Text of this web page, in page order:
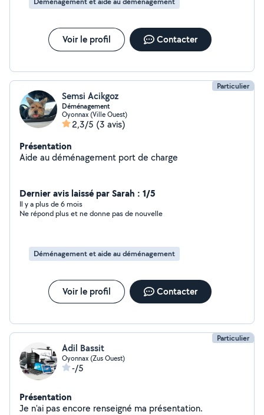
n’hésiterai pas à refaire appel à vous pour d’autres travaux
Voir le profil Contacter
Particulier
Semsi Acikgoz
Déménagement
Oyonnax (Ville Ouest)
2,3/5 (3 avis)
Présentation
Aide au déménagement port de charge
Dernier avis laissé par Sarah : 1/5
Il y a plus de 6 mois
Ne répond plus et ne donne pas de nouvelle
Déménagement et aide au déménagement
Voir le profil Contacter
Particulier
Adil Bassit
Oyonnax (Zus Ouest)
-/5
Présentation
Je n'ai pas encore renseigné ma présentation.